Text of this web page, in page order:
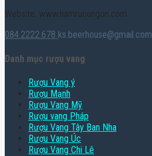
Website: www.hamruoungon.com
084.2222.678 ks.beerhouse@gmail.com
Danh mục rượu vang
Rượu Vang ý
Rượu Mạnh
Rượu Vang Mỹ
Rượu vang Pháp
Rượu Vang Tây Ban Nha
Rượu Vang Úc
Rượu Vang Chi Lê